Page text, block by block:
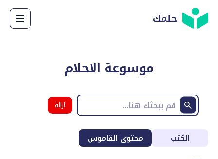
حلمك
موسوعة الاحلام
ازالة
البحث
الكتب محتوى القاموس